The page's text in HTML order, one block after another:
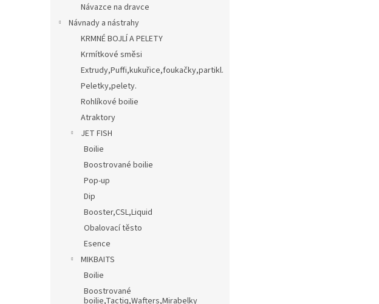
Návazce na dravce
Návnady a nástrahy
KRMNÉ BOJLÍ A PELETY
Krmítkové směsi
Extrudy,Puffi,kukuřice,foukačky,partikl.
Peletky,pelety.
Rohlíkové boilie
Atraktory
JET FISH
Boilie
Boostrované boilie
Pop-up
Dip
Booster,CSL,Liquid
Obalovací těsto
Esence
MIKBAITS
Boilie
Boostrované
boilie,Tactiq,Wafters,Mirabelky